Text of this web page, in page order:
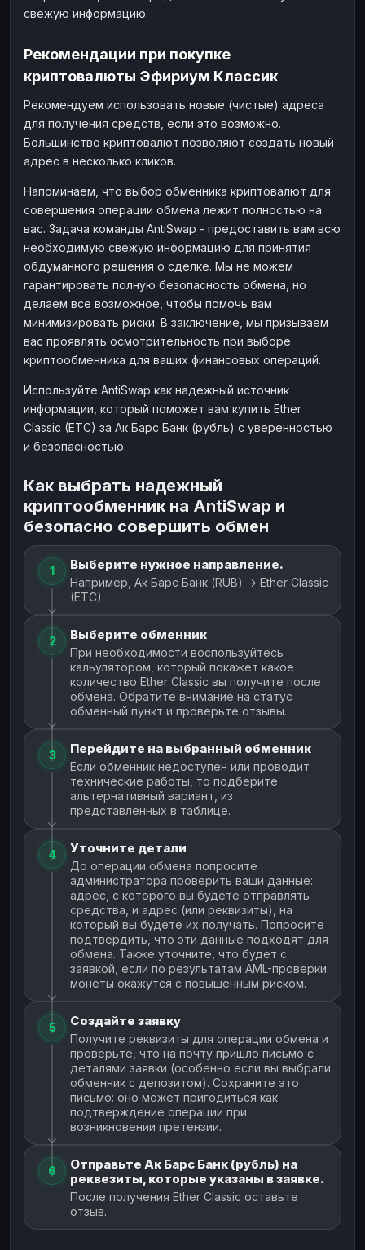
свежую информацию.
Рекомендации при покупке
криптовалюты Эфириум Классик
Рекомендуем использовать новые (чистые) адреса
для получения средств, если это возможно.
Большинство криптовалют позволяют создать новый
адрес в несколько кликов.
Напоминаем, что выбор обменника криптовалют для
совершения операции обмена лежит полностью на
вас. Задача команды AntiSwap - предоставить вам всю
необходимую свежую информацию для принятия
обдуманного решения о сделке. Мы не можем
гарантировать полную безопасность обмена, но
делаем все возможное, чтобы помочь вам
минимизировать риски. В заключение, мы призываем
вас проявлять осмотрительность при выборе
криптообменника для ваших финансовых операций.
Используйте AntiSwap как надежный источник
информации, который поможет вам купить Ether
Classic (ETC) за Ак Барс Банк (рубль) с уверенностью
и безопасностью.
Как выбрать надежный
криптообменник на AntiSwap и
безопасно совершить обмен
1 Выберите нужное направление.
Например, Ак Барс Банк (RUB) → Ether Classic
(ETC).
2 Выберите обменник
При необходимости воспользуйтесь
кальулятором, который покажет какое
количество Ether Classic вы получите после
обмена. Обратите внимание на статус
обменный пункт и проверьте отзывы.
3 Перейдите на выбранный обменник
Если обменник недоступен или проводит
технические работы, то подберите
альтернативный вариант, из
представленных в таблице.
4 Уточните детали
До операции обмена попросите
администратора проверить ваши данные:
адрес, с которого вы будете отправлять
средства, и адрес (или реквизиты), на
который вы будете их получать. Попросите
подтвердить, что эти данные подходят для
обмена. Также уточните, что будет с
заявкой, если по результатам AML-проверки
монеты окажутся с повышенным риском.
5 Создайте заявку
Получите реквизиты для операции обмена и
проверьте, что на почту пришло письмо с
деталями заявки (особенно если вы выбрали
обменник с депозитом). Сохраните это
письмо: оно может пригодиться как
подтверждение операции при
возникновении претензии.
6
Отправьте Ак Барс Банк (рубль) на
реквезиты, которые указаны в заявке.
После получения Ether Classic оставьте
отзыв.